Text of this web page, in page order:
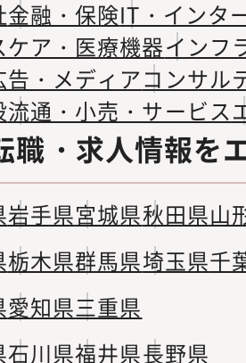
金融・保険IT・インタ
ア・医療機器インフ
・メディアコンサル
流通・小売・サービス
職・求人情報を
岩手県宮城県秋田県山
栃木県群馬県埼玉県千
愛知県三重県
石川県福井県長野県